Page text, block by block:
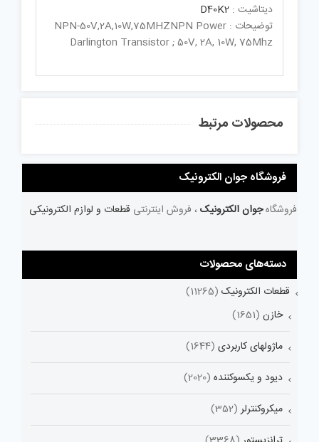
دیتاشیت : D40K2
توضیحات : NPN-50V,2A,10W,75MHZNPN Power
Darlington Transistor ; 50V, 2A, 10W, 75Mhz
محصولات مرتبط
فروشگاه جوان الکترونیک
فروشگاهجوان الکترونیک ، فروش اینترنتی قطعات و لوازم الکترونیکی
دسته‌های محصولات
قطعات الکترونیک (11265)
خازن (1651)
ماژولهای کاربردی (1644)
دیود و یکسوکننده (2020)
میکروکنترلر (352)